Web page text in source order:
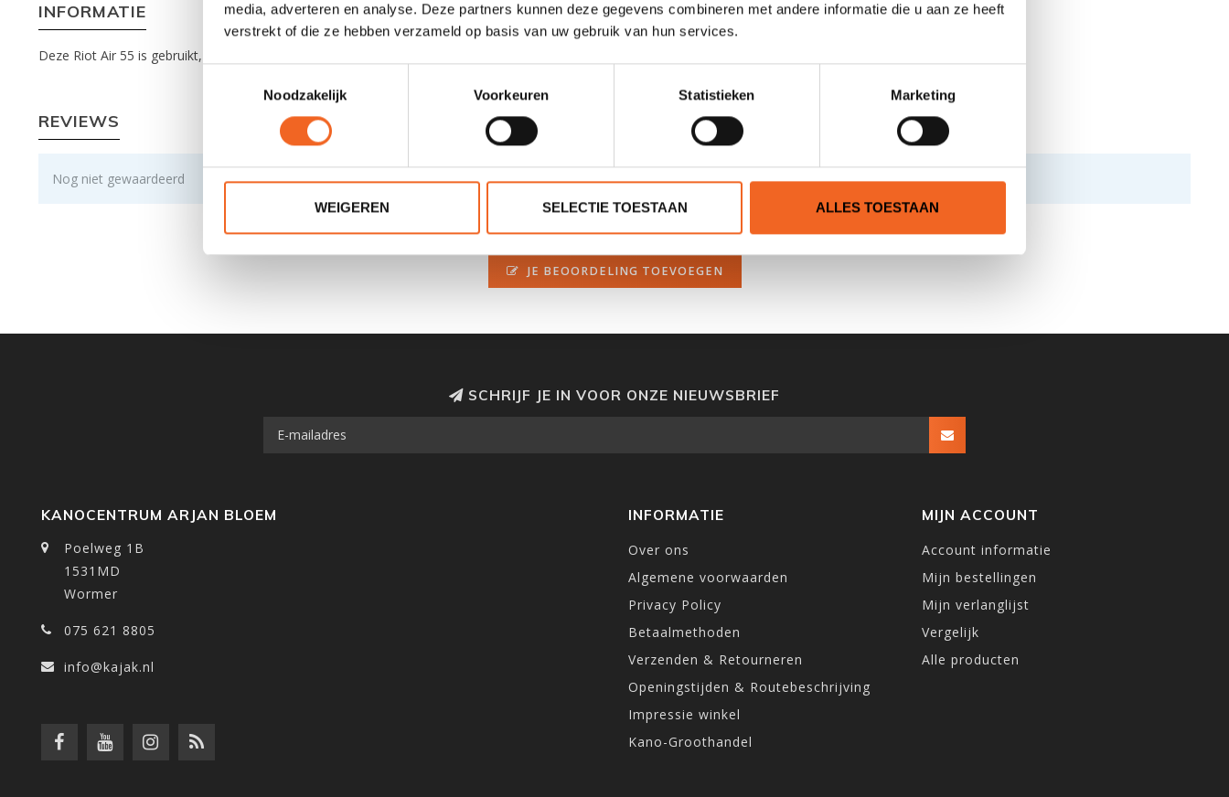
media, adverteren en analyse. Deze partners kunnen deze gegevens combineren met andere informatie die u aan ze heeft
verstrekt of die ze hebben verzameld op basis van uw gebruik van hun services.
Noodzakelijk
Voorkeuren Statistieken Marketing
WEIGEREN SELECTIE TOESTAAN ALLES TOESTAAN
INFORMATIE
Deze Riot Air 55 is gebruikt, maar kan zeker nog een ronde mee.
REVIEWS
Nog niet gewaardeerd
0 sterren op basis van 0 beoordelingen
JE BEOORDELING TOEVOEGEN
SCHRIJF JE IN VOOR ONZE NIEUWSBRIEF
KANOCENTRUM ARJAN BLOEM
Poelweg 1B
1531MD
Wormer
075 621 8805
info@kajak.nl
INFORMATIE
Over ons
Algemene voorwaarden
Privacy Policy
Betaalmethoden
Verzenden & Retourneren
Openingstijden & Routebeschrijving
Impressie winkel
Kano-Groothandel
MIJN ACCOUNT
Account informatie
Mijn bestellingen
Mijn verlanglijst
Vergelijk
Alle producten